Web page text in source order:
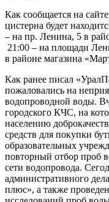
Как сообщается на
цистерна будет
– на пр. Ленина, 5 в
21:00 – на площади
в районе магазина
Как ранее писал
пожаловались на
водопроводной воды.
городского КЧС, на
населению
средств для покупки
образовательных
повторный отбор проб
сети водопровода.
административного
плюс», а также